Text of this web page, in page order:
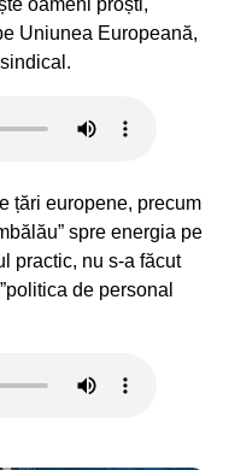
Uniunea Europeană,
țări europene, precum
spre energia pe
practic, nu s-a făcut
de personal